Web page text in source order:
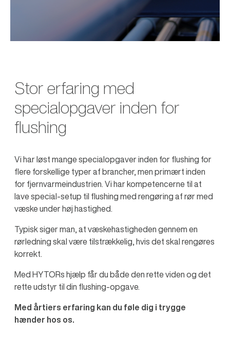
Stor erfaring med
specialopgaver inden for
flushing
Vi har løst mange specialopgaver inden for flushing for
flere forskellige typer af brancher, men primært inden
for fjernvarmeindustrien. Vi har kompetencerne til at
lave special-setup til flushing med rengøring af rør med
væske under høj hastighed.
Typisk siger man, at væskehastigheden gennem en
rørledning skal være tilstrækkelig, hvis det skal rengøres
korrekt.
Med HYTORs hjælp får du både den rette viden og det
rette udstyr til din flushing-opgave.
Med årtiers erfaring kan du føle dig i trygge
hænder hos os.